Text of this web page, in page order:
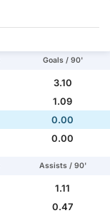
Goals / 90'
3.10
1.09
0.00
0.00
Assists / 90'
1.11
0.47